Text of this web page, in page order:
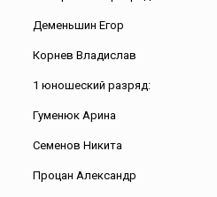
Деменьшин Егор
Корнев Владислав
1 юношеский разряд:
Гуменюк Арина
Семенов Никита
Процан Александр